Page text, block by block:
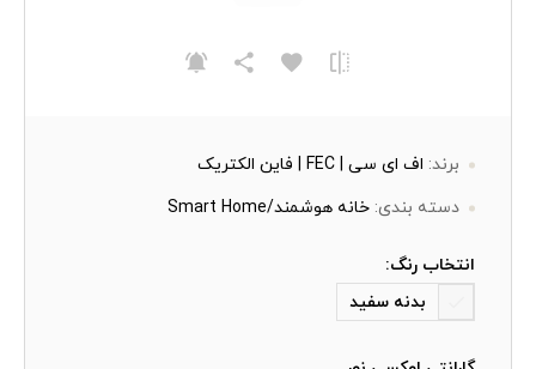
برند: اف ای سی | FEC | فاین الکتریک
دسته بندی: خانه هوشمند/Smart Home
انتخاب رنگ:
بدنه سفید